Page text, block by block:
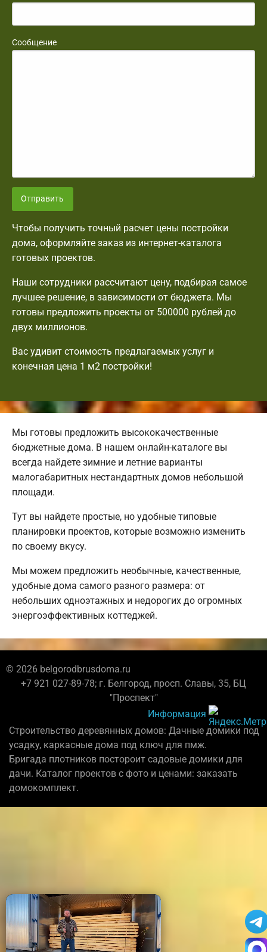
Сообщение
Отправить
Чтобы получить точный расчет цены постройки
дома, оформляйте заказ из интернет-каталога
готовых проектов.
Наши сотрудники рассчитают цену, подбирая самое
лучшее решение, в зависимости от бюджета. Мы
готовы предложить проекты от 500000 рублей до
двух миллионов.
Вас удивит стоимость предлагаемых услуг и
конечная цена 1 м2 постройки!
Мы готовы предложить высококачественные
бюджетные дома. В нашем онлайн-каталоге вы
всегда найдете зимние и летние варианты
малогабаритных нестандартных домов небольшой
площади.
Тут вы найдете простые, но удобные типовые
планировки проектов, которые возможно изменить
по своему вкусу.
Мы можем предложить необычные, качественные,
удобные дома самого разного размера: от
небольших одноэтажных и недорогих до огромных
энергоэффективных коттеджей.
© 2026 belgorodbrusdoma.ru
+7 921 027-89-78; г. Белгород, просп. Славы, 35, БЦ
"Проспект"
Информация
Строительство деревянных домов: Дачные домики под
усадку, каркасные дома под ключ для пмж.
Бригада плотников постороит садовые домики для
дачи. Каталог проектов с фото и ценами: заказать
домокомплект.